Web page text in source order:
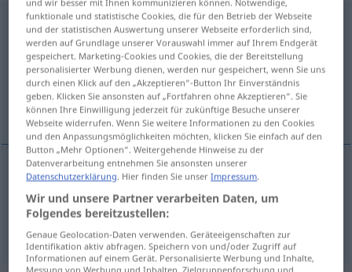
Verschwendungf <Verschwendung;Verschwendungen
Übersicht aller Übersetzungen
(Für mehr Details die Übersetzung anklicken/antippen)
despilfarro, derroche
funktionale und statistische Cookies, die für den Betrieb der Webseite
und der statistischen Auswertung unserer Webseite erforderlich sind,
werden auf Grundlage unserer Vorauswahl immer auf Ihrem Endgerät
gespeichert. Marketing-Cookies und Cookies, die der Bereitstellung
personalisierter Werbung dienen, werden nur gespeichert, wenn Sie uns
durch einen Klick auf den „Akzeptieren“-Button Ihr Einverständnis
geben. Klicken Sie ansonsten auf „Fortfahren ohne Akzeptieren“. Sie
können Ihre Einwilligung jederzeit für zukünftige Besuche unserer
Webseite widerrufen. Wenn Sie weitere Informationen zu den Cookies
und den Anpassungsmöglichkeiten möchten, klicken Sie einfach auf den
Button „Mehr Optionen“. Weitergehende Hinweise zu der
Datenverarbeitung entnehmen Sie ansonsten unserer
Datenschutzerklärung. Hier finden Sie unserImpressum.
Wir und unsere Partner verarbeiten Daten, um
Folgendes bereitzustellen:
Genaue Geolocation-Daten verwenden. Geräteeigenschaften zur
Identifikation aktiv abfragen. Speichern von und/oder Zugriff auf
Informationen auf einem Gerät. Personalisierte Werbung und Inhalte,
Messung von Werbung und Inhalten, Zielgruppenforschung und